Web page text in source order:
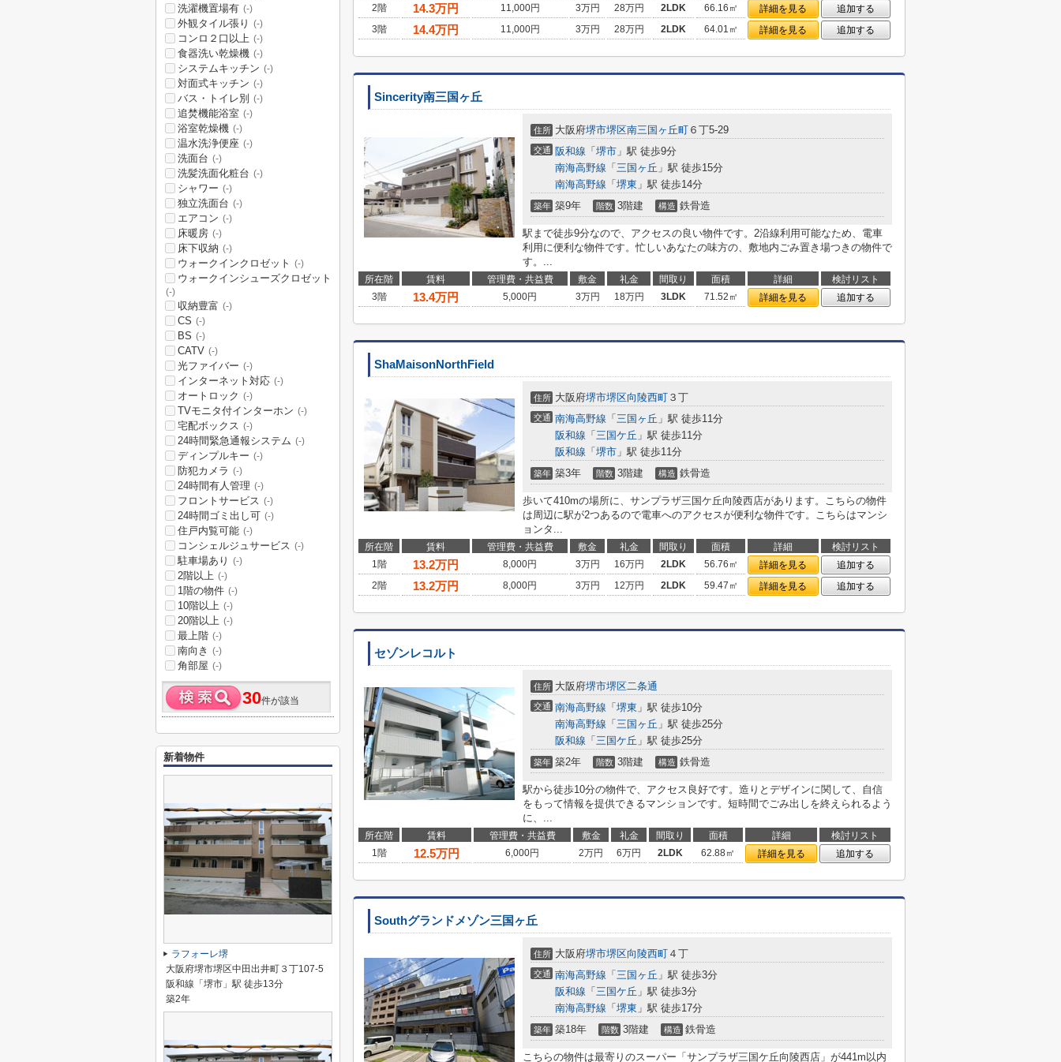
2階
14.3万円 11,000円 3万円 28万円 2LDK 66.16㎡ 詳細を見る
追加する
3階
14.4万円 11,000円 3万円 28万円 2LDK 64.01㎡ 詳細を見る 追加する
Sincerity南三国ヶ丘
住所 大阪府堺市堺区南三国ヶ丘町 ６丁5-29
交通 阪和線 「 堺市 」駅 徒歩9分
南海高野線 「 三国ヶ丘 」駅 徒歩15分
南海高野線 「 堺東 」駅 徒歩14分
築年 築9年 階数 3階建 構造 鉄骨造
駅まで徒歩9分なので、アクセスの良い物件です。2沿線利用可能なため、電車
利用に便利な物件です。忙しいあなたの味方の、敷地内ごみ置き場つきの物件で
す。...
所在階 賃料 管理費・共益費 敷金 礼金 間取り 面積 詳細
検討リスト
3階
13.4万円 5,000円 3万円 18万円 3LDK 71.52㎡ 詳細を見る 追加する
ShaMaisonNorthField
住所 大阪府堺市堺区向陵西町 ３丁
交通 南海高野線 「 三国ヶ丘 」駅 徒歩11分
阪和線 「 三国ケ丘 」駅 徒歩11分
阪和線 「 堺市 」駅 徒歩11分
築年 築3年 階数 3階建 構造 鉄骨造
歩いて410mの場所に、サンプラザ三国ケ丘向陵西店があります。こちらの物件
は周辺に駅が2つあるので電車へのアクセスが便利な物件です。こちらはマンシ
ョンタ...
所在階 賃料 管理費・共益費 敷金 礼金 間取り 面積 詳細
検討リスト
1階
13.2万円 8,000円 3万円 16万円 2LDK 56.76㎡ 詳細を見る
追加する
2階
13.2万円 8,000円 3万円 12万円 2LDK 59.47㎡ 詳細を見る 追加する
セゾンレコルト
住所 大阪府堺市堺区二条通
交通 南海高野線 「 堺東 」駅 徒歩10分
南海高野線 「 三国ヶ丘 」駅 徒歩25分
阪和線 「 三国ケ丘 」駅 徒歩25分
築年 築2年 階数 3階建 構造 鉄骨造
駅から徒歩10分の物件で、アクセス良好です。造りとデザインに関して、自信
をもって情報を提供できるマンションです。短時間でごみ出しを終えられるよう
に、...
所在階 賃料 管理費・共益費 敷金 礼金 間取り 面積 詳細
検討リスト
1階
12.5万円 6,000円 2万円 6万円 2LDK 62.88㎡ 詳細を見る 追加する
Southグランドメゾン三国ヶ丘
住所 大阪府堺市堺区向陵西町 ４丁
交通 南海高野線 「 三国ヶ丘 」駅 徒歩3分
阪和線 「 三国ケ丘 」駅 徒歩3分
南海高野線 「 堺東 」駅 徒歩17分
築年 築18年 階数 3階建 構造 鉄骨造
こちらの物件は最寄りのスーパー「サンプラザ三国ケ丘向陵西店」が441m以内
洗濯機置場有 (-)
外観タイル張り (-)
コンロ２口以上 (-)
食器洗い乾燥機 (-)
システムキッチン (-)
対面式キッチン (-)
バス・トイレ別 (-)
追焚機能浴室 (-)
浴室乾燥機 (-)
温水洗浄便座 (-)
洗面台 (-)
洗髪洗面化粧台 (-)
シャワー (-)
独立洗面台 (-)
エアコン (-)
床暖房 (-)
床下収納 (-)
ウォークインクロゼット (-)
ウォークインシューズクロゼット
(-)
収納豊富 (-)
CS (-)
BS (-)
CATV (-)
光ファイバー (-)
インターネット対応 (-)
オートロック (-)
TVモニタ付インターホン (-)
宅配ボックス (-)
24時間緊急通報システム (-)
ディンプルキー (-)
防犯カメラ (-)
24時間有人管理 (-)
フロントサービス (-)
24時間ゴミ出し可 (-)
住戸内覧可能 (-)
コンシェルジュサービス (-)
駐車場あり (-)
2階以上 (-)
1階の物件 (-)
10階以上 (-)
20階以上 (-)
最上階 (-)
南向き (-)
角部屋 (-)
30件が該当
新着物件
ラフォーレ堺
大阪府堺市堺区中田出井町３丁107-5
阪和線「堺市」駅 徒歩13分
築2年